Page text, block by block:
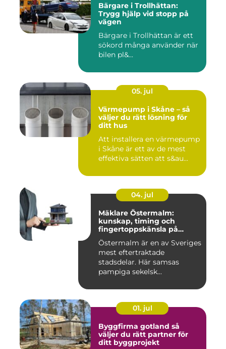
Bärgare i Trollhättan:
Trygg hjälp vid stopp på
vägen
Bärgare i Trollhättan är ett
sökord många använder när
bilen pl&...
05. jul
Värmepump i Skåne – så
väljer du rätt lösning för
ditt hus
Att installera en värmepump
i Skåne är ett av de mest
effektiva sätten att s&au...
04. jul
Mäklare Östermalm:
kunskap, timing och
fingertoppskänsla på
stockholms mest klassiska
adress
Östermalm är en av Sveriges
mest eftertraktade
stadsdelar. Här samsas
pampiga sekelsk...
01. jul
Byggfirma gotland så
väljer du rätt partner för
ditt byggprojekt